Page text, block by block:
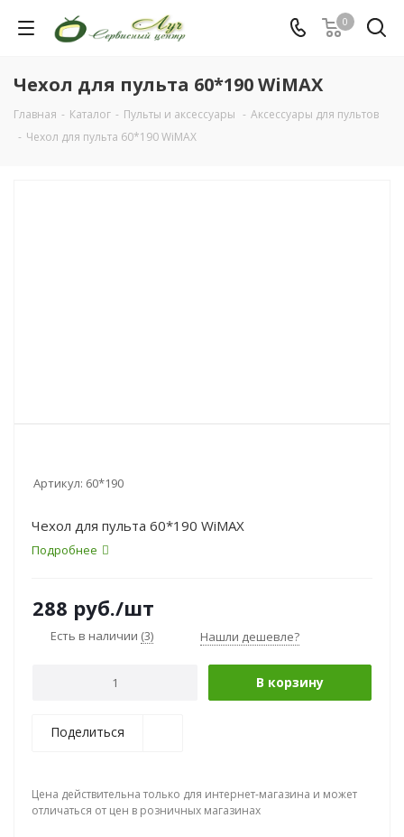
0
Чехол для пульта 60*190 WiMAX
Главная - Каталог - Пульты и аксессуары - Аксессуары для пультов
- Чехол для пульта 60*190 WiMAX
Артикул: 60*190
Чехол для пульта 60*190 WiMAX
Подробнее
288 руб./шт
Есть в наличии (3) Нашли дешевле?
В корзину
Поделиться
Цена действительна только для интернет-магазина и может
отличаться от цен в розничных магазинах